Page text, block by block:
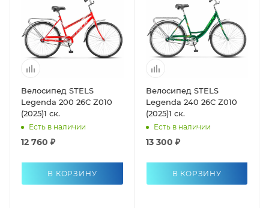
Велосипед STELS
Legenda 200 26C Z010
(2025)1 ск.
Есть в наличии
12 760 ₽
В КОРЗИНУ
Велосипед STELS
Legenda 240 26C Z010
(2025)1 ск.
Есть в наличии
13 300 ₽
В КОРЗИНУ